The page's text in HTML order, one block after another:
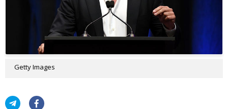
Getty Images